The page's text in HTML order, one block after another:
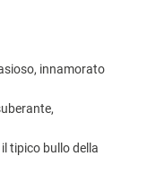
innamorato
tipico bullo della